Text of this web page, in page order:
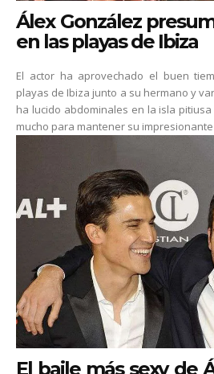
Álex González
en las playas de Ibiza
El actor ha aprovechado el buen
playas de Ibiza junto a su hermano y
ha lucido abdominales en la isla
mucho para mantener su
El baile más sexy de